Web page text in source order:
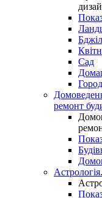
Сад
Город
ремонт